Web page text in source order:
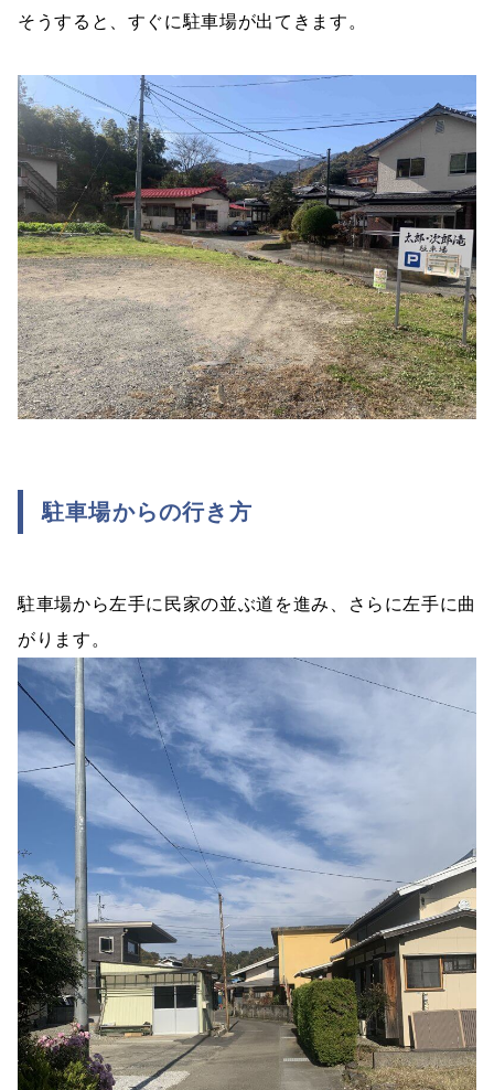
そうすると、すぐに駐車場が出てきます。
駐車場からの行き方
駐車場から左手に民家の並ぶ道を進み、さらに左手に曲
がります。